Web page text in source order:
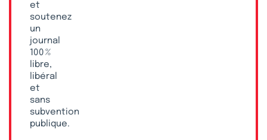
et
soutenez
un
journal
100 %
libre,
libéral
et
sans
subvention
publique.